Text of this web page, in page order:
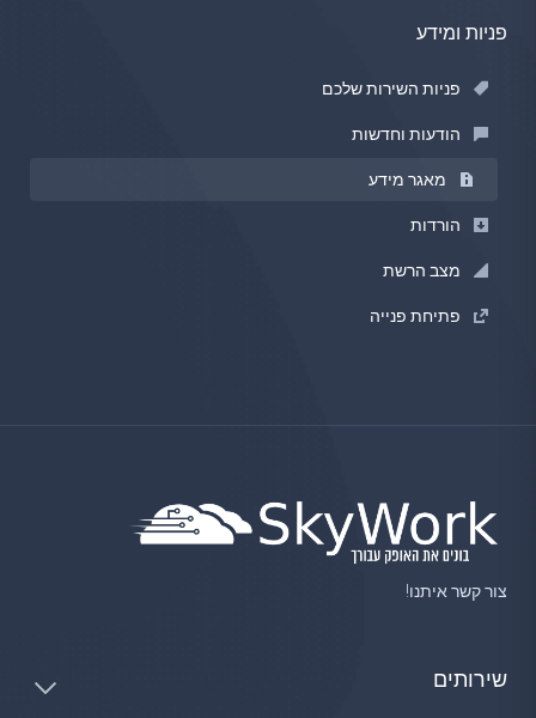
פניות ומידע
פניות השירות שלכם
הודעות וחדשות
מאגר מידע
הורדות
מצב הרשת
פתיחת פנייה
צור קשר איתנו!
שירותים